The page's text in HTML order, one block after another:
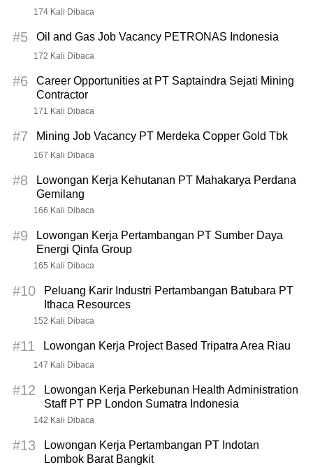
174 Kali Dibaca
#5 Oil and Gas Job Vacancy PETRONAS Indonesia
172 Kali Dibaca
#6
Career Opportunities at PT Saptaindra Sejati Mining
Contractor
171 Kali Dibaca
#7 Mining Job Vacancy PT Merdeka Copper Gold Tbk
167 Kali Dibaca
#8
Lowongan Kerja Kehutanan PT Mahakarya Perdana
Gemilang
166 Kali Dibaca
#9
Lowongan Kerja Pertambangan PT Sumber Daya
Energi Qinfa Group
165 Kali Dibaca
#10
Peluang Karir Industri Pertambangan Batubara PT
Ithaca Resources
152 Kali Dibaca
#11 Lowongan Kerja Project Based Tripatra Area Riau
147 Kali Dibaca
#12
Lowongan Kerja Perkebunan Health Administration
Staff PT PP London Sumatra Indonesia
142 Kali Dibaca
#13
Lowongan Kerja Pertambangan PT Indotan
Lombok Barat Bangkit